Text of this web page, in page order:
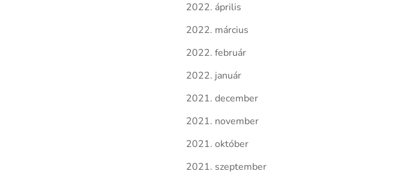
2022. április
2022. március
2022. február
2022. január
2021. december
2021. november
2021. október
2021. szeptember